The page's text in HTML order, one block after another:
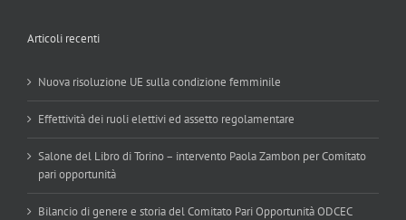
Articoli recenti
Nuova risoluzione UE sulla condizione femminile
Effettività dei ruoli elettivi ed assetto regolamentare
Salone del Libro di Torino – intervento Paola Zambon per Comitato
pari opportunità
Bilancio di genere e storia del Comitato Pari Opportunità ODCEC